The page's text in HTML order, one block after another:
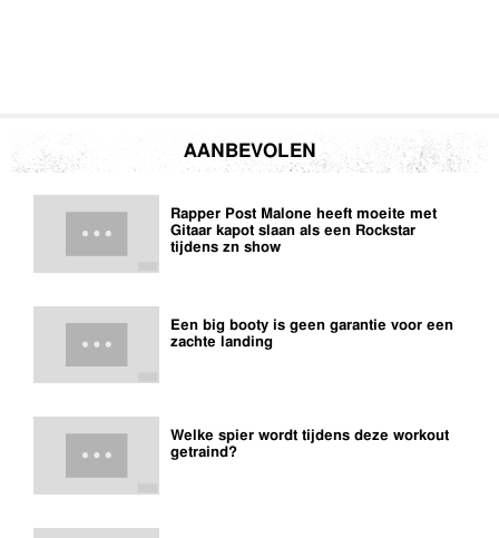
AANBEVOLEN
Rapper Post Malone heeft moeite met
Gitaar kapot slaan als een Rockstar
tijdens zn show
Een big booty is geen garantie voor een
zachte landing
Welke spier wordt tijdens deze workout
getraind?